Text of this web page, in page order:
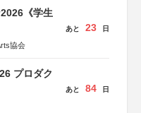
《学生
協会
あと 23 日
プロダク
あと 84 日